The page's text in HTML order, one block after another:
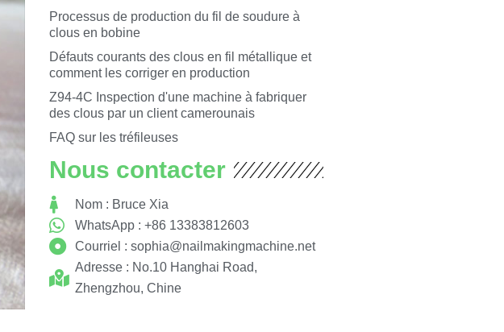
Processus de production du fil de soudure à
clous en bobine
Défauts courants des clous en fil métallique et
comment les corriger en production
Z94-4C Inspection d'une machine à fabriquer
des clous par un client camerounais
FAQ sur les tréfileuses
Nous contacter
Nom : Bruce Xia
WhatsApp : +86 13383812603
Courriel :sophia@nailmakingmachine.net
Adresse : No.10 Hanghai Road,
Zhengzhou, Chine